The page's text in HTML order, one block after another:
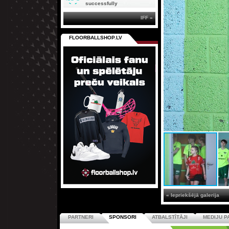
« Iepriekšējā galerija
successfully
IFF »
FLOORBALLSHOP.LV
PARTNERI SPONSORI ATBALSTĪTĀJI MEDIJU